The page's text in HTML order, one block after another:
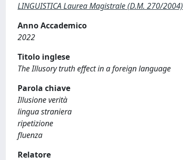
LINGUISTICA Laurea Magistrale (D.M. 270/2004)
Anno Accademico
2022
Titolo inglese
The Illusory truth effect in a foreign language
Parola chiave
Illusione verità
lingua straniera
ripetizione
fluenza
Relatore